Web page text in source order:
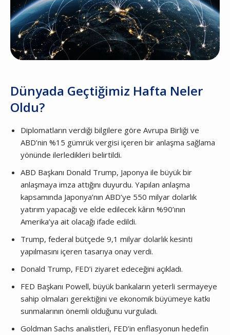
Dünyada Geçtiğimiz Hafta Neler
Oldu?
Diplomatların verdiği bilgilere göre Avrupa Birliği ve
ABD’nin %15 gümrük vergisi içeren bir anlaşma sağlama
yönünde ilerledikleri belirtildi.
ABD Başkanı Donald Trump, Japonya ile büyük bir
anlaşmaya imza attığını duyurdu. Yapılan anlaşma
kapsamında Japonya’nın ABD’ye 550 milyar dolarlık
yatırım yapacağı ve elde edilecek kârın %90’ının
Amerika’ya ait olacağı ifade edildi.
Trump, federal bütçede 9,1 milyar dolarlık kesinti
yapılmasını içeren tasarıya onay verdi.
Donald Trump, FED’i ziyaret edeceğini açıkladı.
FED Başkanı Powell, büyük bankaların yeterli sermayeye
sahip olmaları gerektiğini ve ekonomik büyümeye katkı
sunmalarının önemli olduğunu vurguladı.
Goldman Sachs analistleri, FED’in enflasyonun hedefin